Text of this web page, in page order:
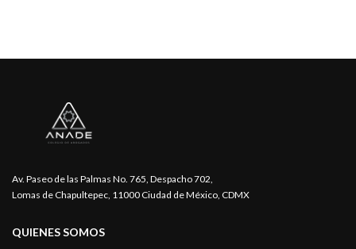
Av. Paseo de las Palmas No. 765, Despacho 702,
Lomas de Chapultepec, 11000 Ciudad de México, CDMX
QUIENES SOMOS